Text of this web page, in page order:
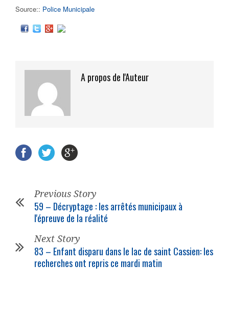
Source:: Police Municipale
A propos de l'Auteur
Previous Story
59 – Décryptage : les arrêtésmunicipauxà
l'épreuve de la réalité
Next Story
83 – Enfant disparu dans le lac de saint Cassien: les
recherches ont repris ce mardi matin